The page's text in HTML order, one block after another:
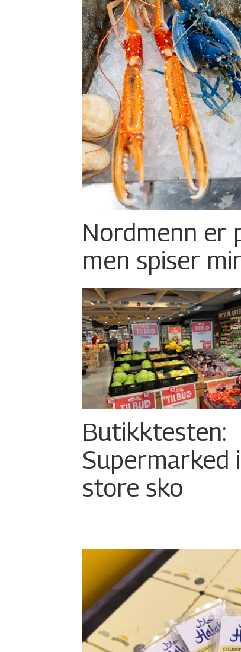
Nordmenn er
men spiser
Butikktesten:
Supermarked
store sko